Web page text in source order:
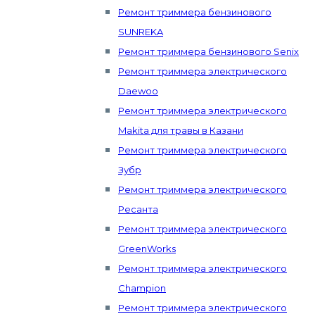
Ремонт триммера бензинового
SUNREKA
Ремонт триммера бензинового Senix
Ремонт триммера электрического
Daewoo
Ремонт триммера электрического
Makita для травы в Казани
Ремонт триммера электрического
Зубр
Ремонт триммера электрического
Ресанта
Ремонт триммера электрического
GreenWorks
Ремонт триммера электрического
Champion
Ремонт триммера электрического